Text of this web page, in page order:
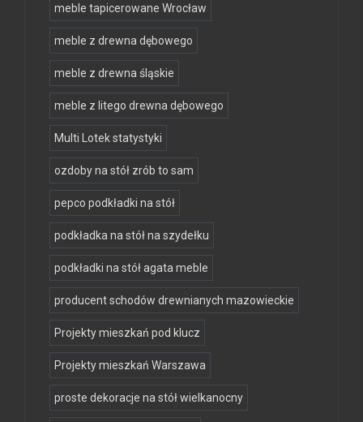
meble tapicerowane Wrocław
meble z drewna dębowego
meble z drewna śląskie
meble z litego drewna dębowego
Multi Lotek statystyki
ozdoby na stół zrób to sam
pepco podkładki na stół
podkładka na stół na szydełku
podkładki na stół agata meble
producent schodów drewnianych mazowieckie
Projekty mieszkań pod klucz
Projekty mieszkań Warszawa
proste dekoracje na stół wielkanocny